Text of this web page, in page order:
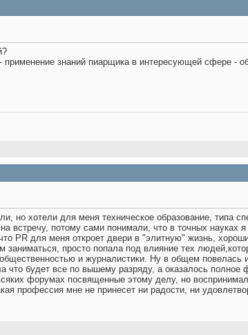
знаний пиарщика в интересующей сфере -
но хотели для меня техническое образование, типа
встречу, потому сами понимали, что в точных науках
PR для меня откроет двери в "элитную" жизнь,
просто попала под влияние тех
и журналистики. Ну в общем повелась
что будет все по вышему разряду, а оказалось полное
форумах посвященные этому делу, но
профессия мне не принесет ни радости, ни